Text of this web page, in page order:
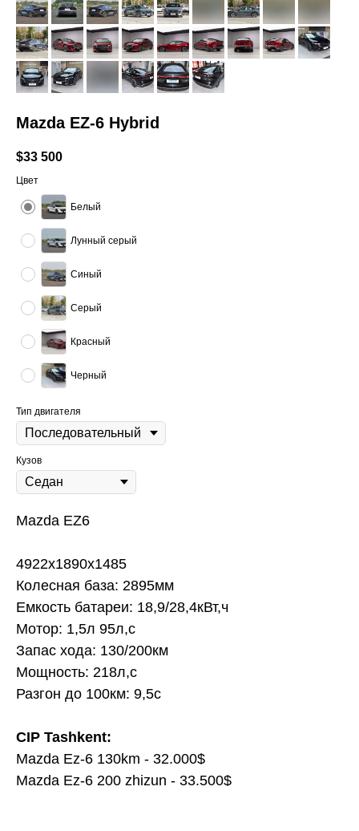
Mazda EZ-6 Hybrid
$33 500
Цвет
Белый
Лунный серый
Синый
Серый
Красный
Черный
Тип двигателя
Кузов
Mazda EZ6
4922x1890x1485
Колесная база: 2895мм
Емкость батареи: 18,9/28,4кВт,ч
Мотор: 1,5л 95л,с
Запас хода: 130/200км
Мощность: 218л,с
Разгон до 100км: 9,5c
CIP Tashkent:
Mazda Ez-6 130km - 32.000$
Mazda Ez-6 200 zhizun - 33.500$